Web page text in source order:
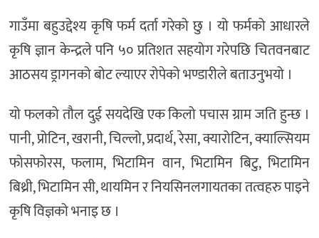
गाउँमा बहुउद्देश्य कृषि फर्म दर्ता गरेको छु । यो फर्मको आधारले
कृषि ज्ञान केन्द्रले पनि ५० प्रतिशत सहयोग गरेपछि चितवनबाट
आठसय ड्रागनको बोट ल्याएर रोपेको भण्डारीले बताउनुभयो ।
यो फलको तौल दुई सयदेखि एक किलो पचास ग्राम जति हुन्छ ।
पानी, प्रोटिन, खरानी, चिल्लो, प्रदार्थ, रेसा, क्यारोटिन, क्याल्सियम
फोसफोरस, फलाम, भिटामिन वान, भिटामिन बिटु, भिटामिन
बिथ्री, भिटामिन सी, थायमिन र नियसिनलगायतका तत्वहरु पाइने
कृषि विज्ञको भनाइ छ ।